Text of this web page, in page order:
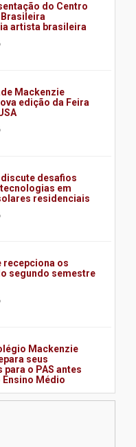
do Centro
artista brasileira
Mackenzie
edição da Feira
desafios
em
residenciais
recepciona os
segundo semestre
Mackenzie
seus
para o PAS antes
Médio